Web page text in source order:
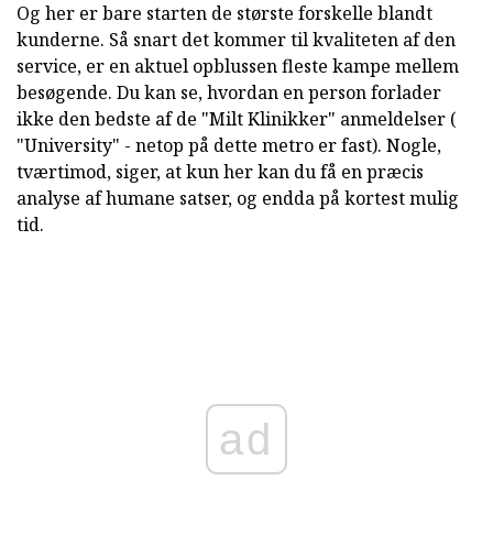
Og her er bare starten de største forskelle blandt
kunderne. Så snart det kommer til kvaliteten af den
service, er en aktuel opblussen fleste kampe mellem
besøgende. Du kan se, hvordan en person forlader
ikke den bedste af de "Milt Klinikker" anmeldelser (
"University" - netop på dette metro er fast). Nogle,
tværtimod, siger, at kun her kan du få en præcis
analyse af humane satser, og endda på kortest mulig
tid.
ad